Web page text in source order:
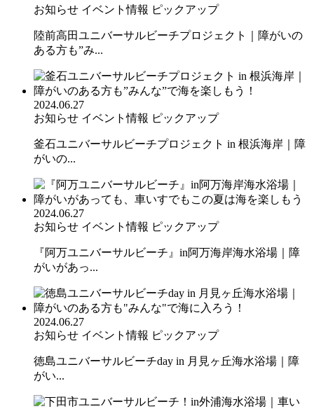
お知らせ イベント情報 ピックアップ
陸前高田ユニバーサルビーチプロジェクト｜障がいの
ある方も”み...
2024.06.27
お知らせ イベント情報 ピックアップ
釜石ユニバーサルビーチプロジェクト in 根浜海岸｜障
がいの...
2024.06.27
お知らせ イベント情報 ピックアップ
『阿万ユニバーサルビーチ』in阿万海岸海水浴場｜障
がいがあっ...
2024.06.27
お知らせ イベント情報 ピックアップ
徳島ユニバーサルビーチday in 月見ヶ丘海水浴場｜障
がい...